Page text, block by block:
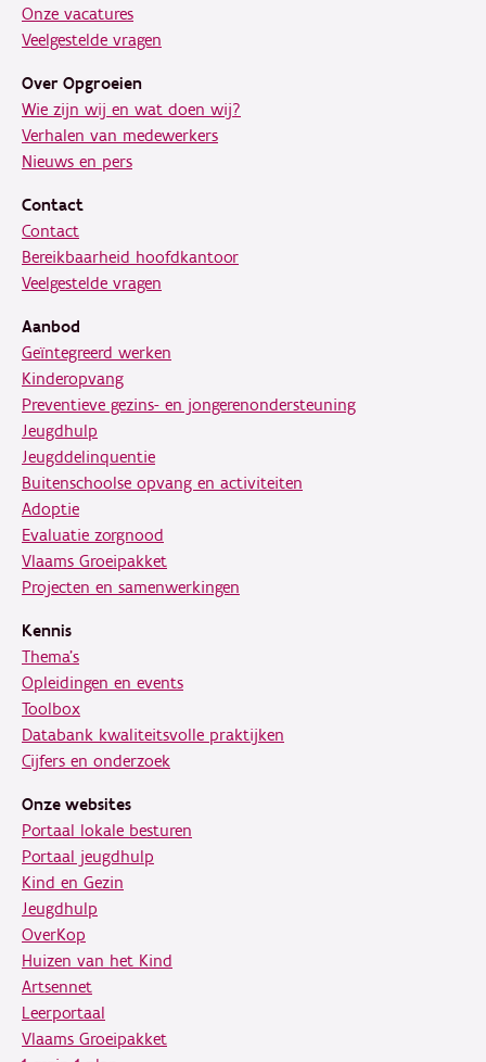
Onze vacatures
Veelgestelde vragen
Over Opgroeien
Wie zijn wij en wat doen wij?
Verhalen van medewerkers
Nieuws en pers
Contact
Contact
Bereikbaarheid hoofdkantoor
Veelgestelde vragen
Aanbod
Geïntegreerd werken
Kinderopvang
Preventieve gezins- en jongerenondersteuning
Jeugdhulp
Jeugddelinquentie
Buitenschoolse opvang en activiteiten
Adoptie
Evaluatie zorgnood
Vlaams Groeipakket
Projecten en samenwerkingen
Kennis
Thema's
Opleidingen en events
Toolbox
Databank kwaliteitsvolle praktijken
Cijfers en onderzoek
Onze websites
Portaal lokale besturen
Portaal jeugdhulp
Kind en Gezin
Jeugdhulp
OverKop
Huizen van het Kind
Artsennet
Leerportaal
Vlaams Groeipakket